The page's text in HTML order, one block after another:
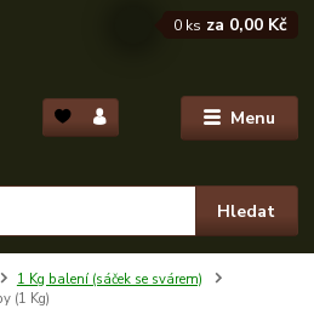
Menu
Hledat
0 ks za 0,00 Kč
1 Kg balení (sáček se svárem)
(1 Kg)